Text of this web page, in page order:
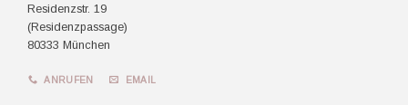
Residenzstr. 19
(Residenzpassage)
80333 München
ANRUFEN EMAIL